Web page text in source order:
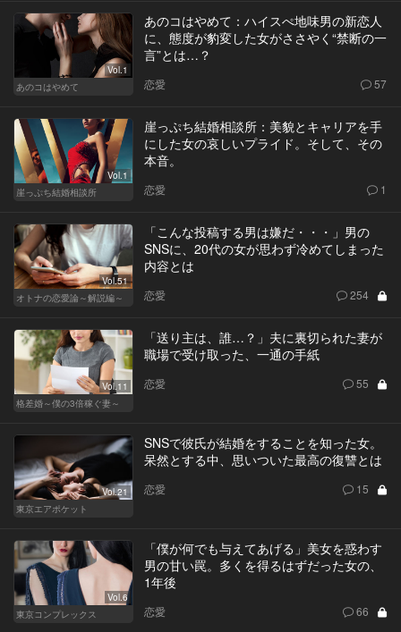
Vol.1
あのコはやめて
あのコはやめて：ハイスぺ地味男の新恋人
に、態度が豹変した女がささやく“禁断の一
言”とは…？
恋愛 57
Vol.1
崖っぷち結婚相談所
崖っぷち結婚相談所：美貌とキャリアを手
にした女の哀しいプライド。そして、その
本音。
恋愛 1
Vol.51
オトナの恋愛論～解説編～
「こんな投稿する男は嫌だ・・・」男の
SNSに、20代の女が思わず冷めてしまった
内容とは
恋愛 254
Vol.11
格差婚～僕の3倍稼ぐ妻～
「送り主は、誰…？」夫に裏切られた妻が
職場で受け取った、一通の手紙
恋愛 55
Vol.21
東京エアポケット
SNSで彼氏が結婚をすることを知った女。
呆然とする中、思いついた最高の復讐とは
恋愛 15
Vol.6
東京コンプレックス
「僕が何でも与えてあげる」美女を惑わす
男の甘い罠。多くを得るはずだった女の、
1年後
恋愛 66